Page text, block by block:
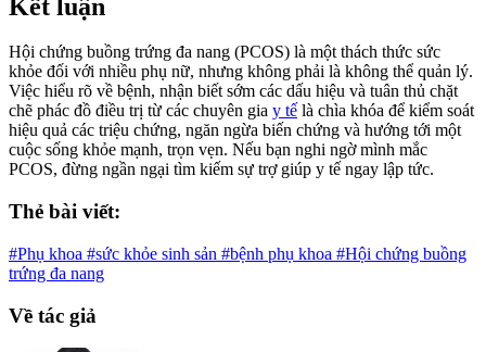
Kết luận
Hội chứng buồng trứng đa nang (PCOS) là một thách thức sức
khỏe đối với nhiều phụ nữ, nhưng không phải là không thể quản lý.
Việc hiểu rõ về bệnh, nhận biết sớm các dấu hiệu và tuân thủ chặt
chẽ phác đồ điều trị từ các chuyên gia y tế là chìa khóa để kiểm soát
hiệu quả các triệu chứng, ngăn ngừa biến chứng và hướng tới một
cuộc sống khỏe mạnh, trọn vẹn. Nếu bạn nghi ngờ mình mắc
PCOS, đừng ngần ngại tìm kiếm sự trợ giúp y tế ngay lập tức.
Thẻ bài viết:
#Phụ khoa #sức khỏe sinh sản #bệnh phụ khoa #Hội chứng buồng
trứng đa nang
Về tác giả